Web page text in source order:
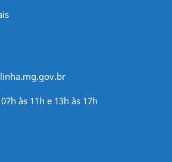
às 11h e 13h às 17h